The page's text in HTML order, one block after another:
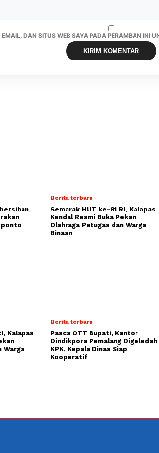
DAN SITUS WEB SAYA PADA PERAMBAN INI
Berita terbaru
Semarak HUT ke-81 RI, Kalapas
Kendal Resmi Buka Pekan
Olahraga Petugas dan Warga
Binaan
Kalapas
Warga
Berita terbaru
Pasca OTT Bupati, Kantor
Dindikpora Pemalang Digeledah
KPK, Kepala Dinas Siap
Kooperatif